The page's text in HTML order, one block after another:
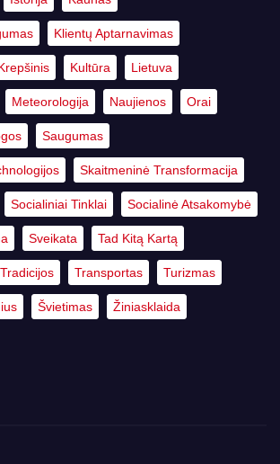
Klientų Aptarnavimas
Kultūra Lietuva
Meteorologija Naujienos Orai
Saugumas
Skaitmeninė Transformacija
Socialiniai Tinklai Socialinė Atsakomybė
Sveikata Tad Kitą Kartą
Tradicijos Transportas Turizmas
Švietimas Žiniasklaida